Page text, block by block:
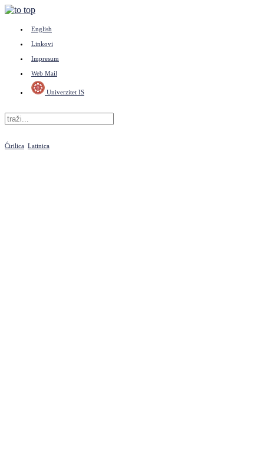
English
Linkovi
Impresum
Web Mail
Univerzitet IS
Ćirilica Latinica